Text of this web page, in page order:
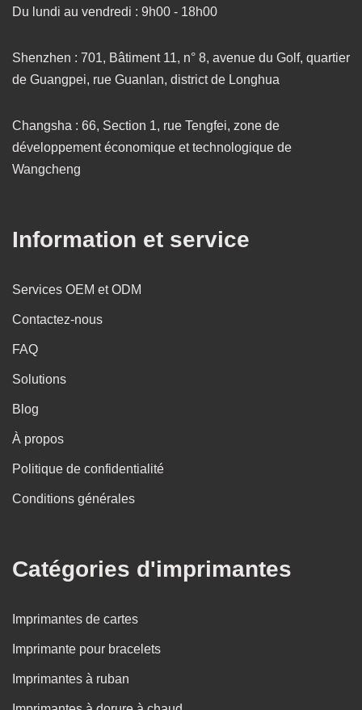
Du lundi au vendredi : 9h00 - 18h00
Shenzhen : 701, Bâtiment 11, n° 8, avenue du Golf, quartier
de Guangpei, rue Guanlan, district de Longhua
Changsha : 66, Section 1, rue Tengfei, zone de
développement économique et technologique de
Wangcheng
Information et service
Services OEM et ODM
Contactez-nous
FAQ
Solutions
Blog
À propos
Politique de confidentialité
Conditions générales
Catégories d'imprimantes
Imprimantes de cartes
Imprimante pour bracelets
Imprimantes à ruban